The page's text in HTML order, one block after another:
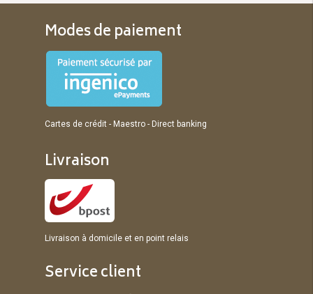
Modes de paiement
Cartes de crédit - Maestro - Direct banking
Livraison
Livraison à domicile et en point relais
Service client